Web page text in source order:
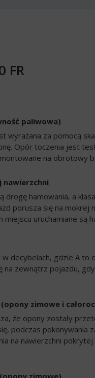
FR
paliwowa)
wyrażana za pomocą
Opór toczenia jest
na obrotowy
nawierzchni
drogę hamowania, a
porusza się na mokrej
uruchamiane są
decybelach, gdzie A to
na zewnątrz pojazdu,
zimowe i
że opony zostały
podczas pokonywania
na nawierzchni
zimowe)